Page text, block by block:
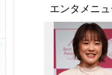
エンタメニュ